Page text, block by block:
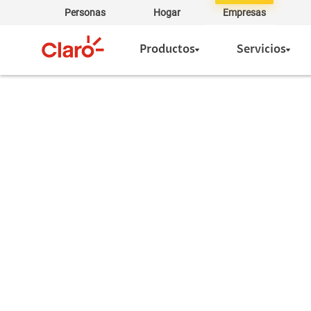
Personas Hogar Empresas
Productos Servicios